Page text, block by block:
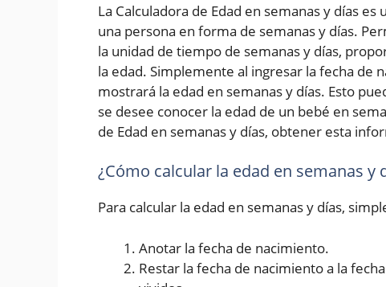
La Calculadora de Edad en semanas y días
una persona en forma de semanas y días.
la unidad de tiempo de semanas y días,
la edad. Simplemente al ingresar la fecha de
mostrará la edad en semanas y días. Esto
se desee conocer la edad de un bebé en
de Edad en semanas y días, obtener esta
¿Cómo calcular la edad en semanas y
Para calcular la edad en semanas y días,
Anotar la fecha de nacimiento.
Restar la fecha de nacimiento a la